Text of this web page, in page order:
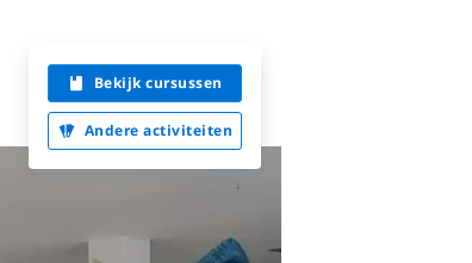
Bekijk cursussen
Andere activiteiten